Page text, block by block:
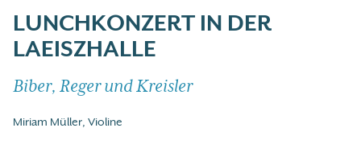
LUNCHKONZERT IN DER
LAEISZHALLE
Biber, Reger und Kreisler
Miriam Müller, Violine